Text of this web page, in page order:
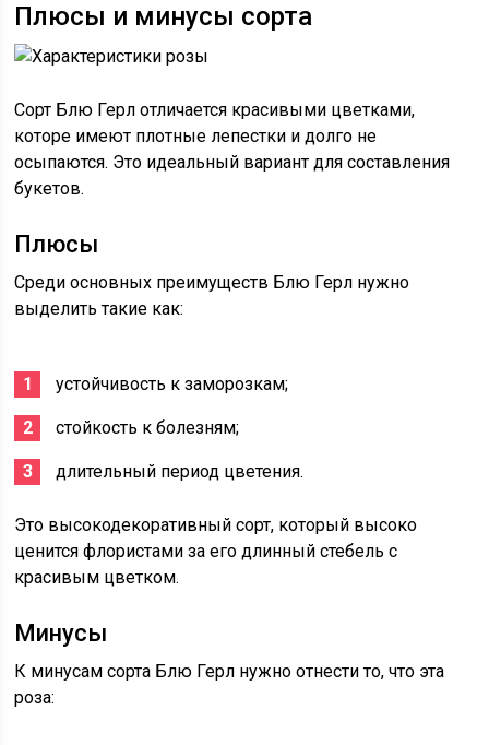
Плюсы и минусы сорта
Сорт Блю Герл отличается красивыми цветками,
которе имеют плотные лепестки и долго не
осыпаются. Это идеальный вариант для составления
букетов.
Плюсы
Среди основных преимуществ Блю Герл нужно
выделить такие как:
устойчивость к заморозкам;
стойкость к болезням;
длительный период цветения.
Это высокодекоративный сорт, который высоко
ценится флористами за его длинный стебель с
красивым цветком.
Минусы
К минусам сорта Блю Герл нужно отнести то, что эта
роза: